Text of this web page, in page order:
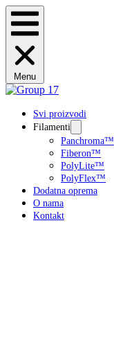
Menu
Svi proizvodi
Filamenti
Panchroma™
Fiberon™
PolyLite™
PolyFlex™
Dodatna oprema
O nama
Kontakt